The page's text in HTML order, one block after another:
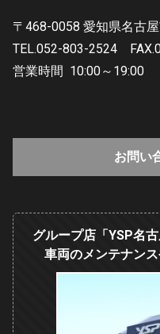
〒468-0058 愛知県名古
TEL.052-803-2524
営業時間 10:00～19:00
お問い
グループ店「YSP名
車両のメンテナン